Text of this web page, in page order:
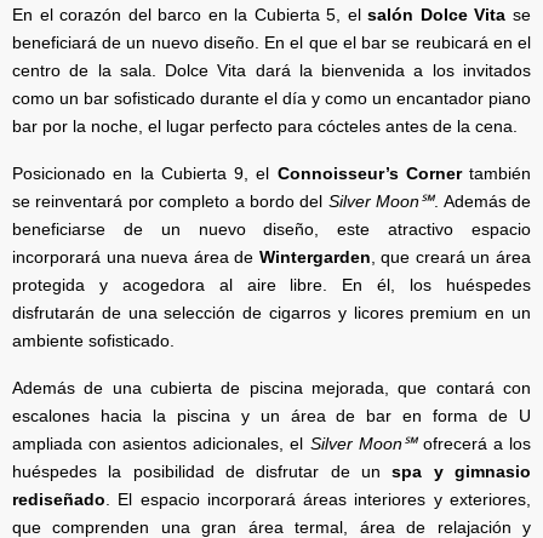
En el corazón del barco en la Cubierta 5, elsalón Dolce Vita se
beneficiará de un nuevo diseño. En el que el bar se reubicará en el
centro de la sala. Dolce Vita dará la bienvenida a los invitados
como un bar sofisticado durante el día y como un encantador piano
bar por la noche, el lugar perfecto para cócteles antes de la cena.
Posicionado en la Cubierta 9, el Connoisseur’s Cornertambién
se reinventará por completo a bordo del Silver Moon℠. Además de
beneficiarse de un nuevo diseño, este atractivo espacio
incorporará una nueva área de Wintergarden , que creará un área
protegida y acogedora al aire libre. En él, los huéspedes
disfrutarán de una selección de cigarros y licores premium en un
ambiente sofisticado.
Además de una cubierta de piscina mejorada, que contará con
escalones hacia la piscina y un área de bar en forma de U
ampliada con asientos adicionales, el Silver Moon℠ofrecerá a los
huéspedes la posibilidad de disfrutar de unspa y gimnasio
rediseñado . El espacio incorporará áreas interiores y exteriores,
que comprenden una gran área termal, área de relajación y